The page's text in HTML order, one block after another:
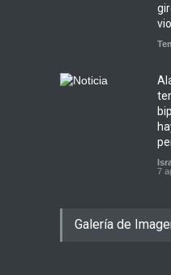
7
Galería de